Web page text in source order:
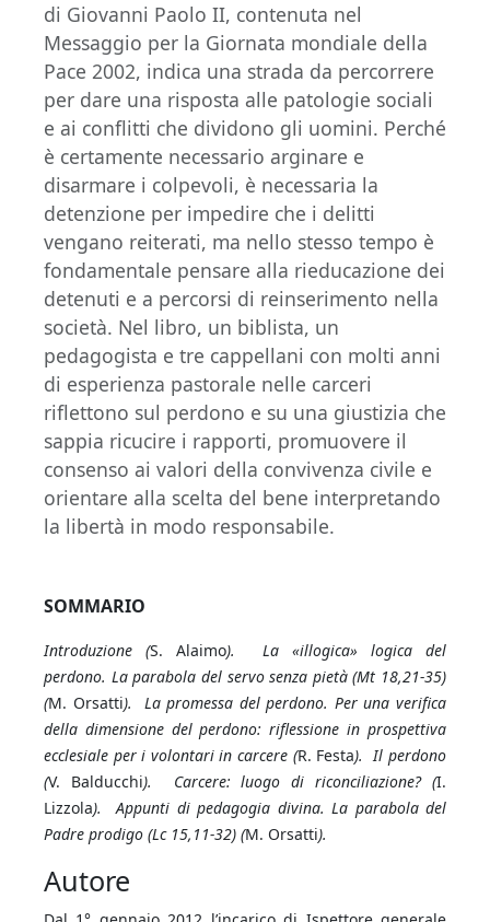
di Giovanni Paolo II, contenuta nel
Messaggio per la Giornata mondiale della
Pace 2002, indica una strada da percorrere
per dare una risposta alle patologie sociali
e ai conflitti che dividono gli uomini. Perché
è certamente necessario arginare e
disarmare i colpevoli, è necessaria la
detenzione per impedire che i delitti
vengano reiterati, ma nello stesso tempo è
fondamentale pensare alla rieducazione dei
detenuti e a percorsi di reinserimento nella
società. Nel libro, un biblista, un
pedagogista e tre cappellani con molti anni
di esperienza pastorale nelle carceri
riflettono sul perdono e su una giustizia che
sappia ricucire i rapporti, promuovere il
consenso ai valori della convivenza civile e
orientare alla scelta del bene interpretando
la libertà in modo responsabile.
SOMMARIO
Introduzione (S. Alaimo). La «illogica» logica del
perdono. La parabola del servo senza pietà (Mt 18,21-35)
(M. Orsatti). La promessa del perdono. Per una verifica
della dimensione del perdono: riflessione in prospettiva
ecclesiale per i volontari in carcere (R. Festa). Il perdono
(V. Balducchi). Carcere: luogo di riconciliazione? (I.
Lizzola). Appunti di pedagogia divina. La parabola del
Padre prodigo (Lc 15,11-32) (M. Orsatti).
Autore